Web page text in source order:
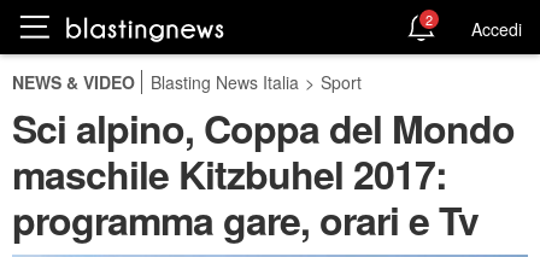
2 Accedi
NEWS & VIDEO Blasting News Italia > Sport
Sci alpino, Coppa del Mondo
maschile Kitzbuhel 2017:
programma gare, orari e Tv